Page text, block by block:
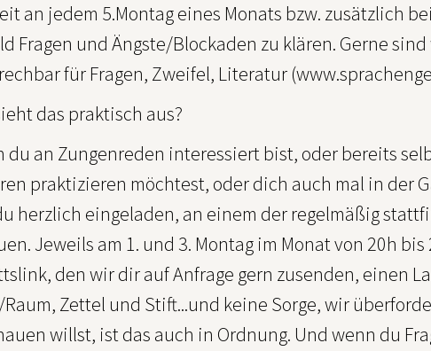
an jedem 5.Montag eines Monats bzw. zusätzlich
Fragen und Ängste/Blockaden zu klären. Gerne
für Fragen, Zweifel, Literatur
das praktisch aus?
du an Zungenreden interessiert bist, oder bereits
praktizieren möchtest, oder dich auch mal in der
herzlich eingeladen, an einem der regelmäßig
Jeweils am 1. und 3. Montag im Monat von 20h
den wir dir auf Anfrage gern zusenden, einen
Zettel und Stift...und keine Sorge, wir
willst, ist das auch in Ordnung. Und wenn du